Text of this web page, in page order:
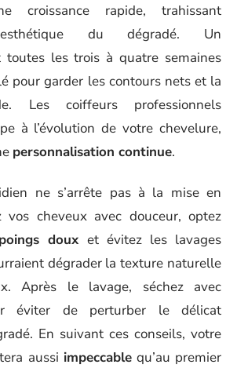
croissance rapide, trahissant
du dégradé. Un
toutes les trois à quatre semaines
pour garder les contours nets et la
Les coiffeurs professionnels
à l’évolution de votre chevelure,
personnalisation continue.
ne s’arrête pas à la mise en
vos cheveux avec douceur, optez
doux et évitez les lavages
dégrader la texture naturelle
Après le lavage, séchez avec
éviter de perturber le délicat
En suivant ces conseils, votre
aussi impeccablequ’au premier